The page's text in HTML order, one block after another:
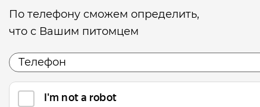
По телефону сможем определить,
что с Вашим питомцем